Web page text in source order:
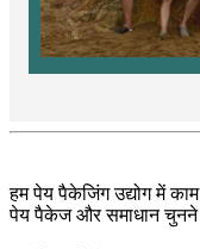
हम पेय पैकेजिंग उद्योग में
पेय पैकेज और समाधान चुनने